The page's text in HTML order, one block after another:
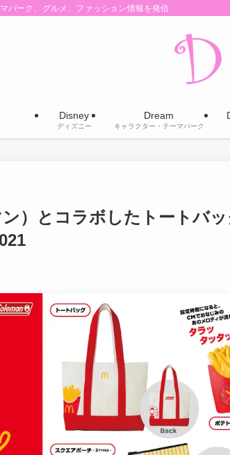
パーク、グルメ、ファッション情報を発信
Disney
ディズニー
Dream
キャラクター・テーマパーク
）とコラボしたトートバ